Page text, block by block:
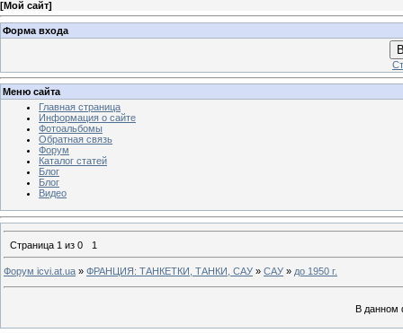
[Мой сайт]
Форма входа
Меню сайта
Главная страница
Информация о сайте
Фотоальбомы
Обратная связь
Форум
Каталог статей
Блог
Блог
Видео
Страница 1 из 0 1
Форум icvi.at.ua » ФРАНЦИЯ: ТАНКЕТКИ, ТАНКИ, САУ » САУ » до 1950 г.
В данном